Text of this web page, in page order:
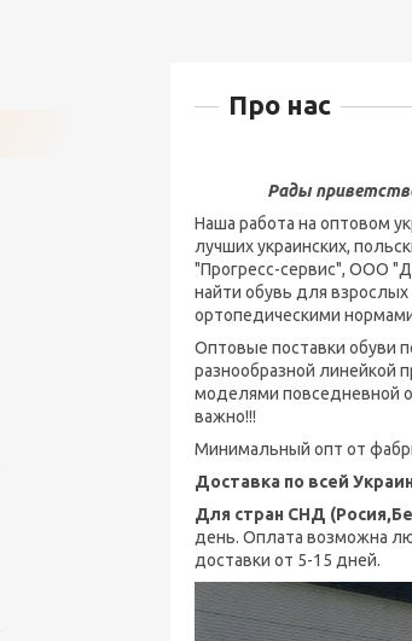
Про нас
Рады
Наша работа на оптовом
лучших украинских,
"Прогресс-сервис", ООО
найти обувь для
ортопедическими
Оптовые поставки обуви
разнообразной линейкой
моделями повседневной
важно!!!
Минимальный опт от
Доставка по всей
Для стран СНД
день. Оплата возможна
доставки от 5-15 дней.